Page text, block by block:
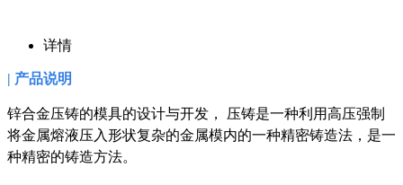
详情
| 产品说明
锌合金压铸的模具的设计与开发， 压铸是一种利用高压强制
将金属熔液压入形状复杂的金属模内的一种精密铸造法，是一
种精密的铸造方法。